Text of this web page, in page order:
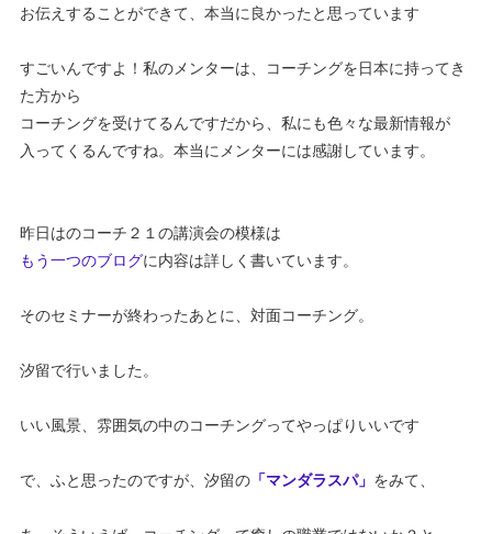
お伝えすることができて、本当に良かったと思っています
すごいんですよ！私のメンターは、コーチングを日本に持ってき
た方から
コーチングを受けてるんですだから、私にも色々な最新情報が
入ってくるんですね。本当にメンターには感謝しています。
昨日はのコーチ２１の講演会の模様は
もう一つのブログに内容は詳しく書いています。
そのセミナーが終わったあとに、対面コーチング。
汐留で行いました。
いい風景、雰囲気の中のコーチングってやっぱりいいです
で、ふと思ったのですが、汐留の 「マンダラスパ」 をみて、